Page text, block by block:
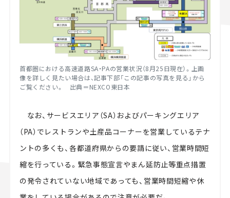
首都圏における高速道路SA・PAの営業状況（8月25日現在）。上画
像を詳しく見たい場合は、記事下部「この記事の写真を見る」から
ご覧ください。 出典＝NEXCO東日本
なお、サービスエリア（SA）およびパーキングエリア
（PA）でレストランや土産品コーナーを営業しているテナ
ントの多くも、各都道府県からの要請に従い、営業時間短
縮を行っている。緊急事態宣言やまん延防止等重点措置
の発令されていない地域であっても、営業時間短縮や休